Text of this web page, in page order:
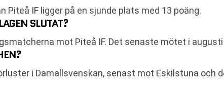
Piteå IF ligger på en sjunde plats med 13 poäng.
SLUTAT?
mot Piteå IF. Det senaste mötet i
i Damallsvenskan, senast mot Eskilstuna och